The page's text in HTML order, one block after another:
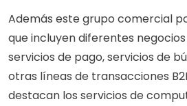
Además este grupo comercial
que incluyen diferentes
servicios de pago, servicios de
otras líneas de transacciones
destacan los servicios de